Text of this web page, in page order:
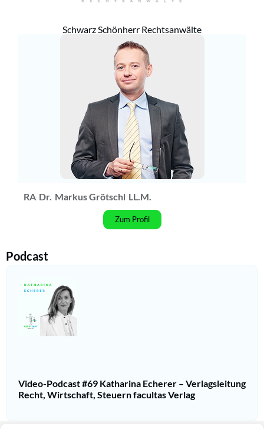
Schwarz Schönherr Rechtsanwälte
RA Dr. Markus Grötschl LL.M.
Zum Profil
Podcast
Video-Podcast #69 Katharina Echerer – Verlagsleitung
Recht, Wirtschaft, Steuern facultas Verlag